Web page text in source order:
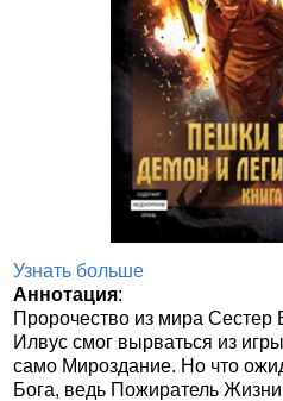
Узнать больше
Аннотация:
Пророчество из мира Сестер
Илвус смог вырваться из
само Мироздание. Но что
Бога, ведь Пожиратель